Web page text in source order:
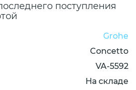
поступления
Grohe
Concetto
VA-5592
На складе